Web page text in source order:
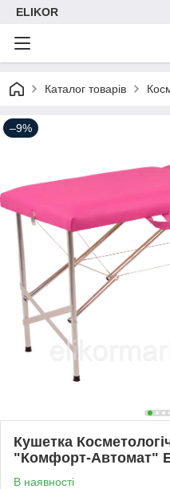
ELIKOR
Каталог товарів
–9%
Кушетка
"Комфорт-Автомат"
В наявності